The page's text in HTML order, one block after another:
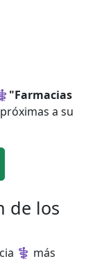
"Farmacias
a su
de los
⚕️ más